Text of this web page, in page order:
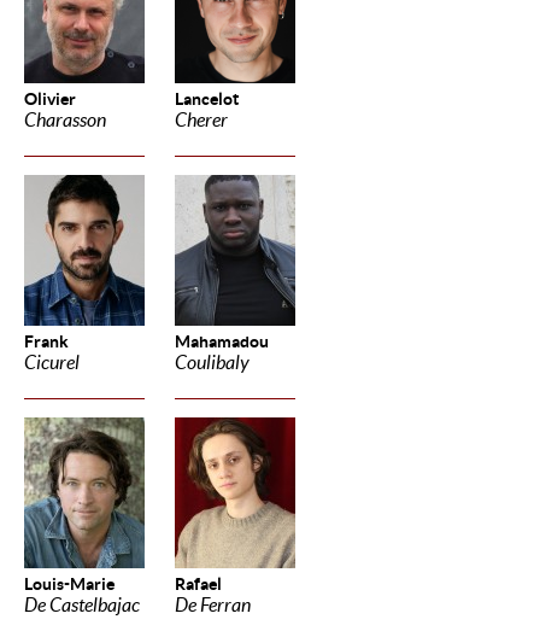
Olivier
Charasson
Lancelot
Cherer
Frank
Cicurel
Mahamadou
Coulibaly
Louis-Marie
De Castelbajac
Rafael
De Ferran